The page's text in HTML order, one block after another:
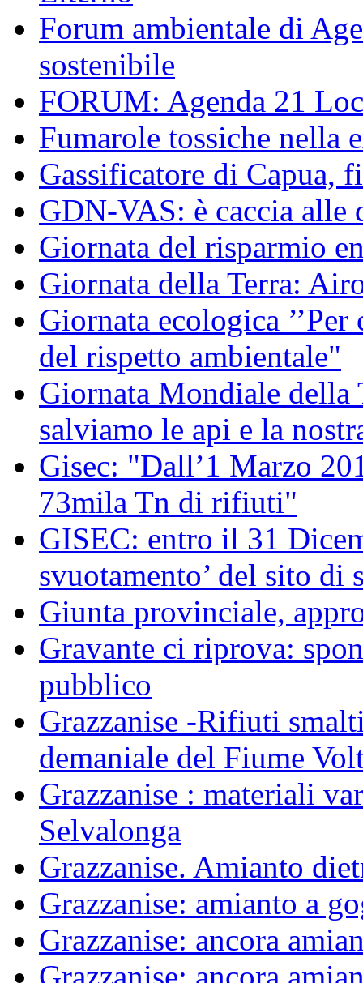
Forum ambientale di
sostenibile
FORUM: Agenda 21
Fumarole tossiche nella
Gassificatore di Capua,
GDN-VAS: è caccia alle
Giornata del risparmio
Giornata della Terra:
Giornata ecologica
del rispetto ambientale"
Giornata Mondiale della
salviamo le api e la
Gisec: "Dall’1 Marzo
73mila Tn di rifiuti"
GISEC: entro il 31
svuotamento’ del sito di
Giunta provinciale,
Gravante ci riprova:
pubblico
Grazzanise -Rifiuti
demaniale del Fiume
Grazzanise : materiali
Selvalonga
Grazzanise. Amianto
Grazzanise: amianto a
Grazzanise: ancora